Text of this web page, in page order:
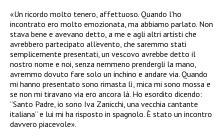
«Un ricordo molto tenero, affettuoso. Quando l’ho
incontrato ero molto emozionata, ma abbiamo parlato. Non
stava bene e avevano detto, a me e agli altri artisti che
avrebbero partecipato all’evento, che saremmo stati
semplicemente presentati, un vescovo avrebbe detto il
nostro nome e noi, senza nemmeno prendergli la mano,
avremmo dovuto fare solo un inchino e andare via. Quando
mi hanno presentato sono rimasta lì, mica mi sono mossa e
se non mi tiravano via ero ancora là. Ho esordito dicendo:
“Santo Padre, io sono Iva Zanicchi, una vecchia cantante
italiana” e lui mi ha risposto in spagnolo. È stato un incontro
davvero piacevole».